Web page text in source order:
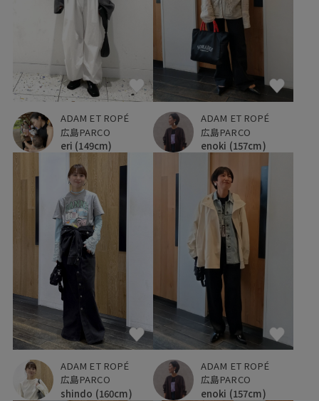
ADAM ET ROPÉ
広島PARCO
eri (149cm)
ADAM ET ROPÉ
広島PARCO
enoki (157cm)
ADAM ET ROPÉ
広島PARCO
shindo (160cm)
ADAM ET ROPÉ
広島PARCO
enoki (157cm)